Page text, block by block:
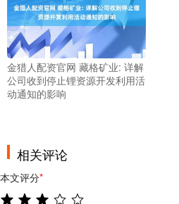
金猎人配资官网 藏格矿业: 详解
公司收到停止锂资源开发利用活
动通知的影响
相关评论
本文评分*